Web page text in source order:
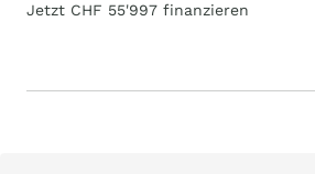
Jetzt CHF 55'997 finanzieren